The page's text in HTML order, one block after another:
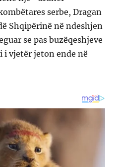
serbe, Dragan
Shqipërinë në ndeshjen
se pas buzëqeshjeve
vjetër jeton ende në